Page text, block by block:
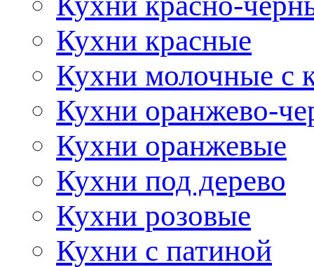
Кухни красные
Кухни молочные с
Кухни оранжево-
Кухни оранжевые
Кухни под дерево
Кухни розовые
Кухни с патиной